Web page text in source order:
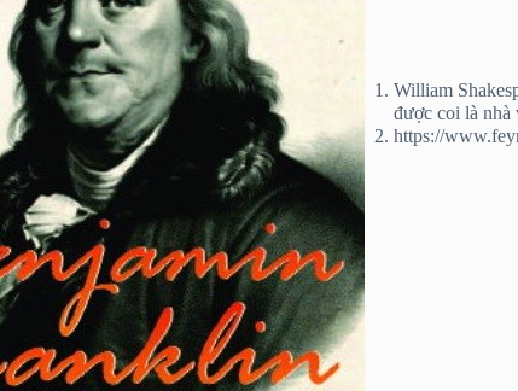
William
được coi là nhà
https://